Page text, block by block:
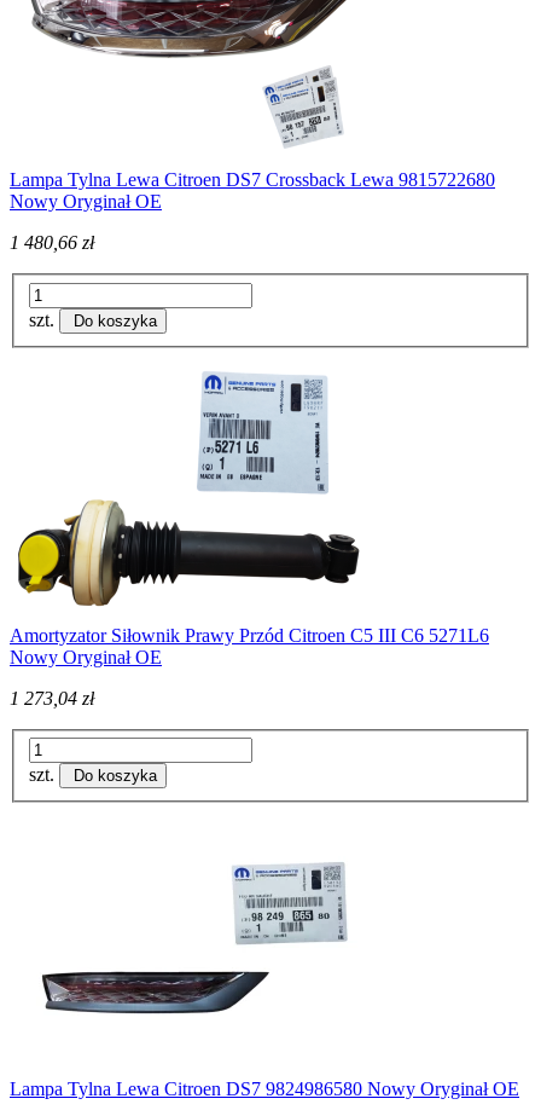
Lampa Tylna Lewa Citroen DS7 Crossback Lewa 9815722680
Nowy Oryginał OE
1 480,66 zł
szt. Do koszyka
Amortyzator Siłownik Prawy Przód Citroen C5 III C6 5271L6
Nowy Oryginał OE
1 273,04 zł
szt. Do koszyka
Lampa Tylna Lewa Citroen DS7 9824986580 Nowy Oryginał OE